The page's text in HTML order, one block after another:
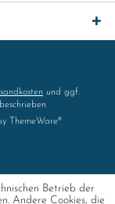
und ggf.
ThemeWare®
Betrieb der
Andere Cookies, die